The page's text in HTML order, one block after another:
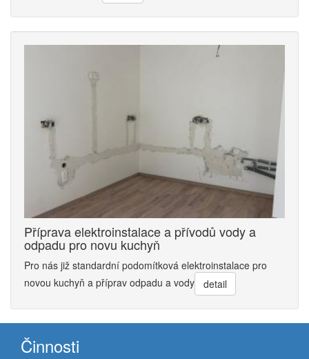
Příprava elektroinstalace a přívodů vody a
odpadu pro novu kuchyň
Pro nás již standardní podomítková elektroinstalace pro
novou kuchyň a příprav odpadu a vody
detail
Činnosti